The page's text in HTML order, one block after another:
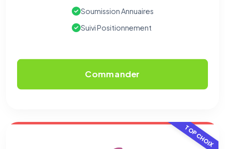
Soumission Annuaires
Suivi Positionnement
Commander
TOP CHOIX